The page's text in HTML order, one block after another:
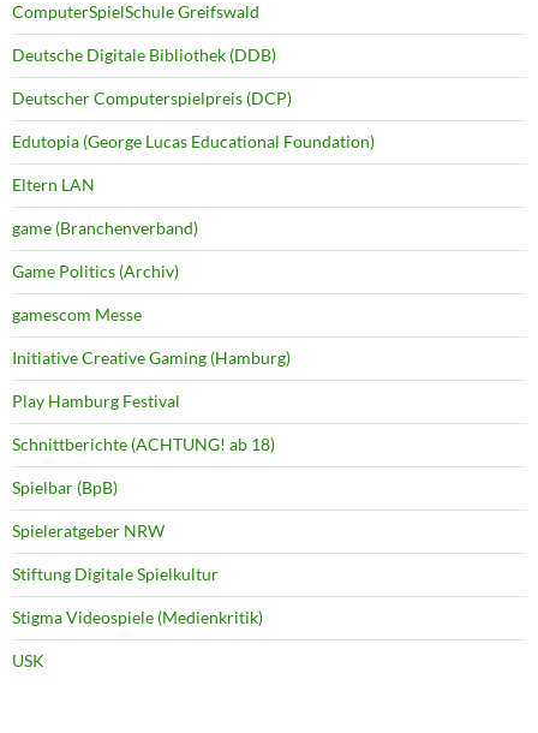
ComputerSpielSchule Greifswald
Deutsche Digitale Bibliothek (DDB)
Deutscher Computerspielpreis (DCP)
Edutopia (George Lucas Educational Foundation)
Eltern LAN
game (Branchenverband)
Game Politics (Archiv)
gamescom Messe
Initiative Creative Gaming (Hamburg)
Play Hamburg Festival
Schnittberichte (ACHTUNG! ab 18)
Spielbar (BpB)
Spieleratgeber NRW
Stiftung Digitale Spielkultur
Stigma Videospiele (Medienkritik)
USK